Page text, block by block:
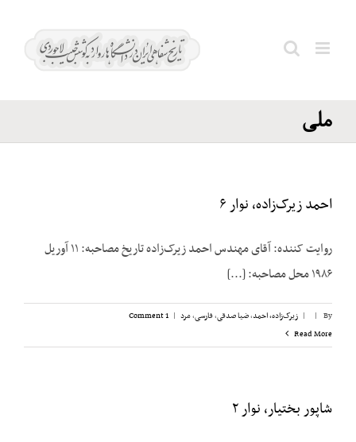
محمد؛
ملی
احمد زیرک‌زاده، نوار ۶
روایت کننده: آقای مهندس احمد زیرک‌زاده تاریخ مصاحبه: ۱۱ آوریل
۱۹۸۶ محل مصاحبه: [...]
By
|
| زیرک‌زاده، احمد,ضیا صدقی,فارسی,مرد |
1 Comment
Read More
شاپور بختیار، نوار ۲